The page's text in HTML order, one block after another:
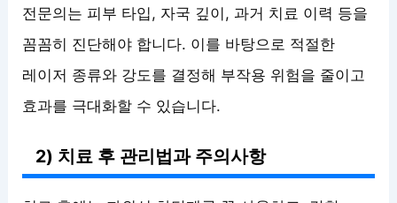
전문의는 피부 타입, 자국 깊이, 과거 치료 이력 등을
꼼꼼히 진단해야 합니다. 이를 바탕으로 적절한
레이저 종류와 강도를 결정해 부작용 위험을 줄이고
효과를 극대화할 수 있습니다.
2) 치료 후 관리법과 주의사항